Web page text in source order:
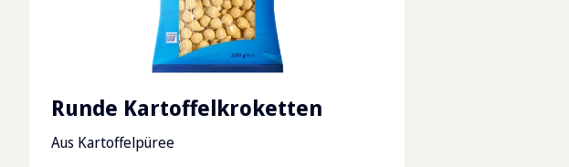
Runde Kartoffelkroketten
Aus Kartoffelpüree